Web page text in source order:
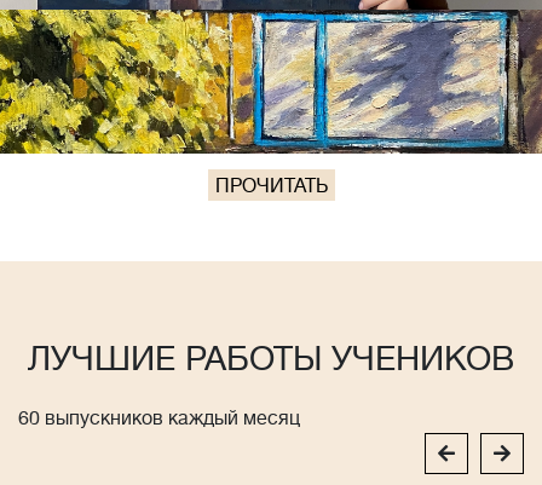
ПРОЧИТАТЬ
ЛУЧШИЕ РАБОТЫ УЧЕНИКОВ
60 выпускников каждый месяц